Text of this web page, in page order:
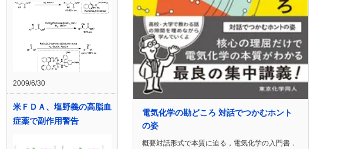
2009/6/30
米ＦＤＡ、塩野義の高脂血
症薬で副作用警告
電気化学の勘どころ 対話でつかむホント
の姿
概要対話形式で本質に迫る，電気化学の入門書．